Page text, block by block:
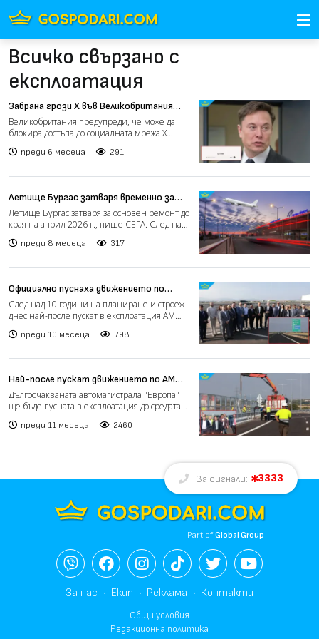
Всичко свързано с
експлоатация
Забрана грози Х във Великобритания
заради „Грок“ на Илон Мъск
Великобритания предупреди, че може да
блокира достъпа до социалната мрежа Х
преди 6 месеца 291
Летище Бургас затваря временно за
основен ремонт
Летище Бургас затваря за основен ремонт до
края на април 2026 г., пише СЕГА. След над
преди 8 месеца 317
Официално пуснаха движението по
автомагистрала "Европа" (видео)
След над 10 години на планиране и строеж
днес най-после пускат в експлоатация АМ
преди 10 месеца 798
Най-после пускат движението по АМ
"Европа" (видео)
Дългоочакваната автомагистрала "Европа"
ще бъде пусната в експлоатация до средата
преди 11 месеца 2460
За сигнали: 3333
Part ofGlobal Group
За нас Екип Реклама Контакти
Общи условия
Редакционна политика